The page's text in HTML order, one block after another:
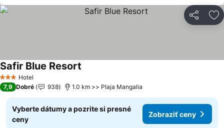
Zdieľať
3 Počet hviezdičiek
Hotel
Safir Blue Resort
7,9 Dobré 938 1.0 km >> Plaja Mangalia
Vyberte dátumy a pozrite si presné
ceny
Zobraziť ceny